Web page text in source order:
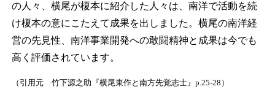
の人々、横尾が榎本に紹介した人々は、南洋で活動を続
け榎本の意にこたえて成果を出しました。横尾の南洋経
営の先見性、南洋事業開発への敢闘精神と成果は今でも
高く評価されています。
（引用元 竹下源之助『横尾東作と南方先覚志士』p.25-28）